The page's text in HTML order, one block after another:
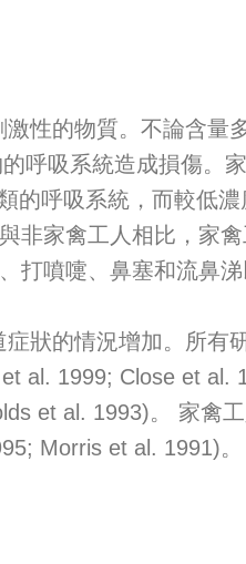
的物質。不論含量
呼吸系統造成損傷。
的呼吸系統，而較低
非家禽工人相比，家
打噴嚏、鼻塞和流鼻
的情況增加。所有
al. 1999; Close et
et al. 1993)。 家禽
Morris et al. 1991)。